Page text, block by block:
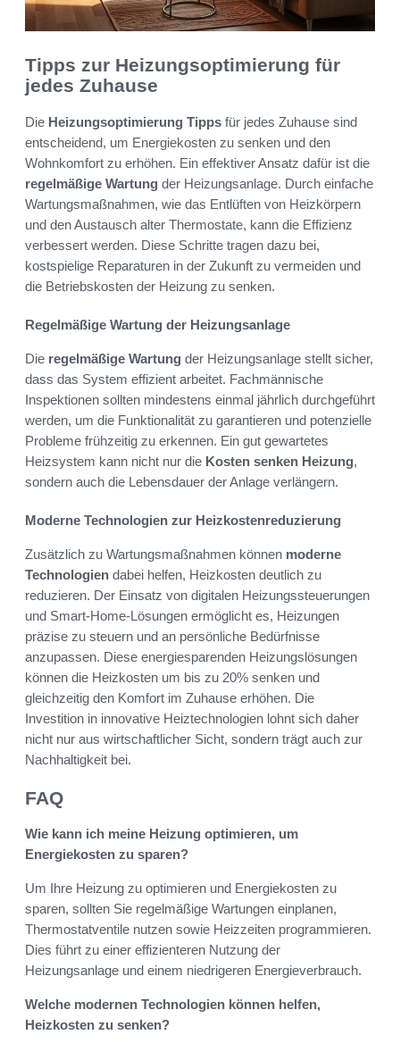
Tipps zur Heizungsoptimierung für
jedes Zuhause
Die Heizungsoptimierung Tipps für jedes Zuhause sind
entscheidend, um Energiekosten zu senken und den
Wohnkomfort zu erhöhen. Ein effektiver Ansatz dafür ist die
regelmäßige Wartung der Heizungsanlage. Durch einfache
Wartungsmaßnahmen, wie das Entlüften von Heizkörpern
und den Austausch alter Thermostate, kann die Effizienz
verbessert werden. Diese Schritte tragen dazu bei,
kostspielige Reparaturen in der Zukunft zu vermeiden und
die Betriebskosten der Heizung zu senken.
Regelmäßige Wartung der Heizungsanlage
Die regelmäßige Wartung der Heizungsanlage stellt sicher,
dass das System effizient arbeitet. Fachmännische
Inspektionen sollten mindestens einmal jährlich durchgeführt
werden, um die Funktionalität zu garantieren und potenzielle
Probleme frühzeitig zu erkennen. Ein gut gewartetes
Heizsystem kann nicht nur die Kosten senken Heizung,
sondern auch die Lebensdauer der Anlage verlängern.
Moderne Technologien zur Heizkostenreduzierung
Zusätzlich zu Wartungsmaßnahmen können moderne
Technologien dabei helfen, Heizkosten deutlich zu
reduzieren. Der Einsatz von digitalen Heizungssteuerungen
und Smart-Home-Lösungen ermöglicht es, Heizungen
präzise zu steuern und an persönliche Bedürfnisse
anzupassen. Diese energiesparenden Heizungslösungen
können die Heizkosten um bis zu 20% senken und
gleichzeitig den Komfort im Zuhause erhöhen. Die
Investition in innovative Heiztechnologien lohnt sich daher
nicht nur aus wirtschaftlicher Sicht, sondern trägt auch zur
Nachhaltigkeit bei.
FAQ
Wie kann ich meine Heizung optimieren, um
Energiekosten zu sparen?
Um Ihre Heizung zu optimieren und Energiekosten zu
sparen, sollten Sie regelmäßige Wartungen einplanen,
Thermostatventile nutzen sowie Heizzeiten programmieren.
Dies führt zu einer effizienteren Nutzung der
Heizungsanlage und einem niedrigeren Energieverbrauch.
Welche modernen Technologien können helfen,
Heizkosten zu senken?